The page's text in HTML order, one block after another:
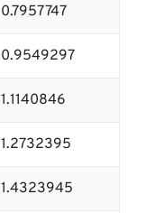
0.7957747
0.9549297
1.1140846
1.2732395
1.4323945